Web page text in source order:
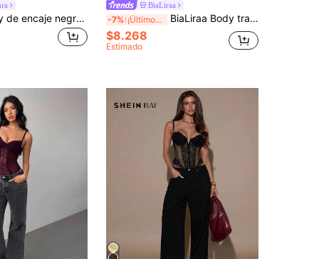
Bris Aura Body de encaje negro transparente ajustado sexy con tirantes finos para verano
BiaLiraa
-7% ¡Últimos 3 días BiaLiraa Body transparente de mujer con parches de malla y diseño sexy
$8.268
Estimado